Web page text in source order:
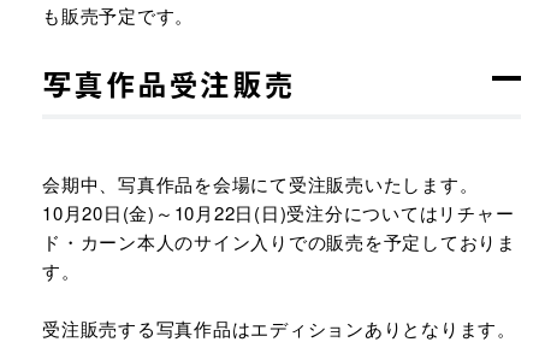
も販売予定です。
写真作品受注販売
会期中、写真作品を会場にて受注販売いたします。
10月20日(金)～10月22日(日)受注分についてはリチャー
ド・カーン本人のサイン入りでの販売を予定しておりま
す。
受注販売する写真作品はエディションありとなります。